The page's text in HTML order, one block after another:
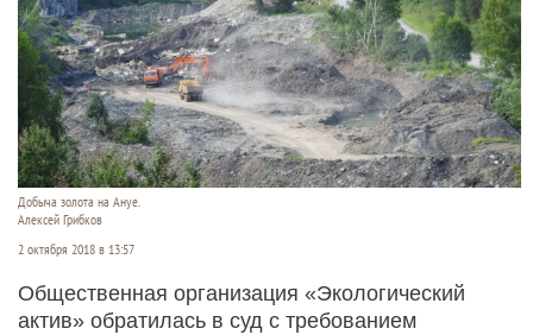
Добыча золота на Ануе.
Алексей Грибков
2 октября 2018 в 13:57
Общественная организация «Экологический
актив» обратилась в суд с требованием